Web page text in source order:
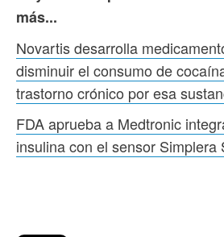
más...
Novartis desarrolla
disminuir el consumo de
trastorno crónico por esa
FDA aprueba a Medtronic
insulina con el sensor Simplera